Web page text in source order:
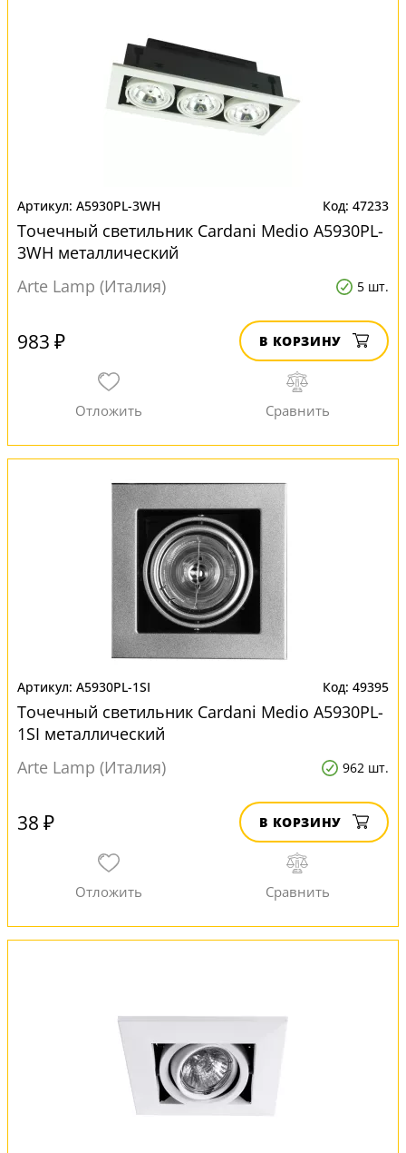
A5930PL-3WH 47233
Точечный светильник Cardani Medio A5930PL-
3WH металлический
Arte Lamp (Италия)
5 шт.
983 ₽ В КОРЗИНУ
A5930PL-1SI 49395
Точечный светильник Cardani Medio A5930PL-
1SI металлический
Arte Lamp (Италия)
962 шт.
38 ₽ В КОРЗИНУ